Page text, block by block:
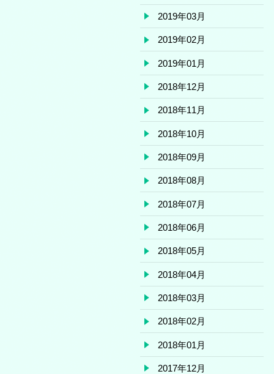
2019年03月
2019年02月
2019年01月
2018年12月
2018年11月
2018年10月
2018年09月
2018年08月
2018年07月
2018年06月
2018年05月
2018年04月
2018年03月
2018年02月
2018年01月
2017年12月